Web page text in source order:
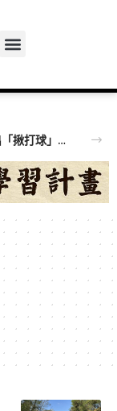
想打球卻總是找不到球友？康凡運動賽誌推出「揪打球」 揪團成功再抽限定好禮